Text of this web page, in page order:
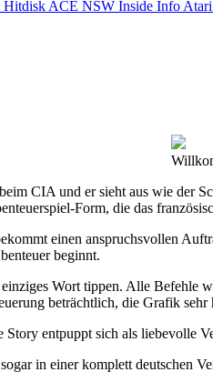
Hitdisk ACE NSW Inside Info
CIA und er sieht aus wie der
Form, die das
einen anspruchsvollen
beginnt.
Wort tippen. Alle Befehle
beträchtlich, die Grafik
entpuppt sich als liebevolle
in einer komplett deutschen